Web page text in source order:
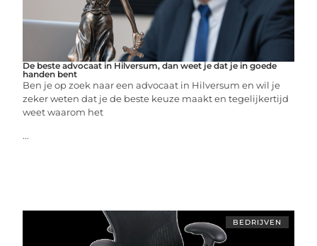
De beste advocaat in Hilversum, dan weet je dat je in goede
handen bent
Ben je op zoek naar een advocaat in Hilversum en wil je
zeker weten dat je de beste keuze maakt en tegelijkertijd
weet waarom het
...
BEDRIJVEN